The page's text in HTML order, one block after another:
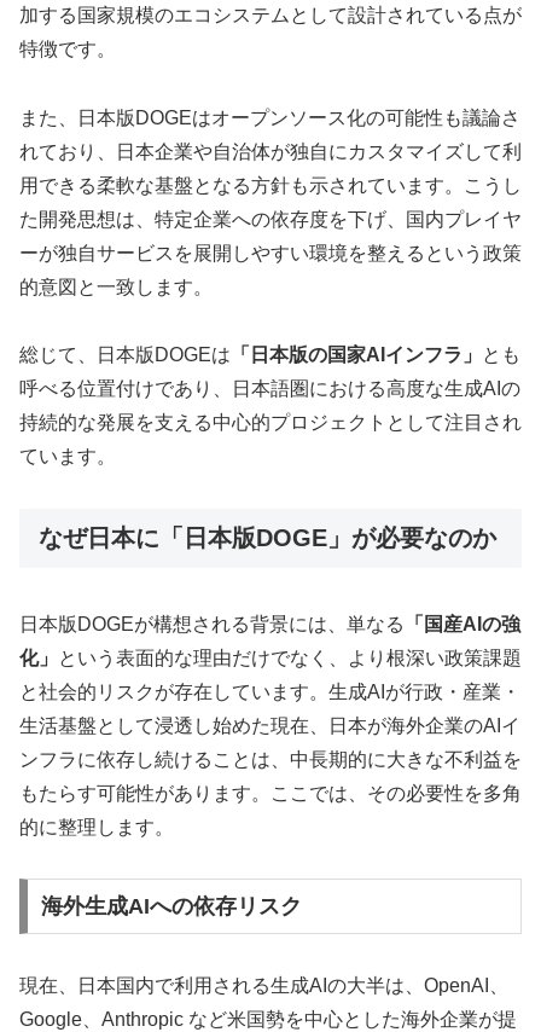
加する国家規模のエコシステムとして設計されている点が
特徴です。
また、日本版DOGEはオープンソース化の可能性も議論さ
れており、日本企業や自治体が独自にカスタマイズして利
用できる柔軟な基盤となる方針も示されています。こうし
た開発思想は、特定企業への依存度を下げ、国内プレイヤ
ーが独自サービスを展開しやすい環境を整えるという政策
的意図と一致します。
総じて、日本版DOGEは 「日本版の国家AIインフラ」
とも
呼べる位置付けであり、日本語圏における高度な生成AIの
持続的な発展を支える中心的プロジェクトとして注目され
ています。
なぜ日本に「日本版DOGE」が必要なのか
日本版DOGEが構想される背景には、単なる
「国産AIの強
化」
という表面的な理由だけでなく、より根深い政策課題
と社会的リスクが存在しています。生成AIが行政・産業・
生活基盤として浸透し始めた現在、日本が海外企業のAIイ
ンフラに依存し続けることは、中長期的に大きな不利益を
もたらす可能性があります。ここでは、その必要性を多角
的に整理します。
海外生成AIへの依存リスク
現在、日本国内で利用される生成AIの大半は、OpenAI、
Google、Anthropic など米国勢を中心とした海外企業が提